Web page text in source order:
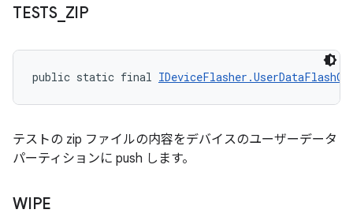
TESTS_ ZIP
public static final
テストの zip ファイルの内容をデバイスのユーザーデータ
パーティションに push します。
WIPE